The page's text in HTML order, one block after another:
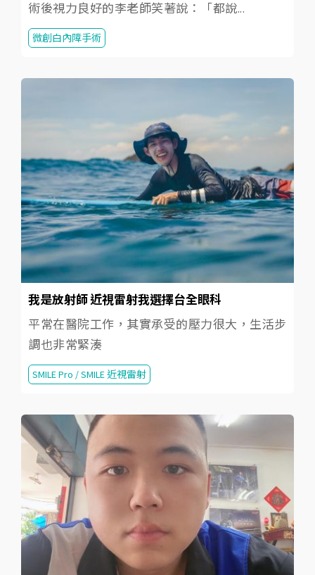
術後視力良好的李老師笑著說：「都說...
微創白內障手術
我是放射師 近視雷射我選擇台全眼科
平常在醫院工作，其實承受的壓力很大，生活步
調也非常緊湊
SMILE Pro / SMILE 近視雷射